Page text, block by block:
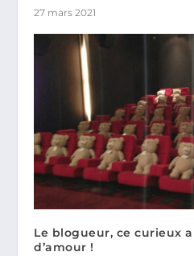
27 mars 2021
Le blogueur, ce curieux
d’amour !